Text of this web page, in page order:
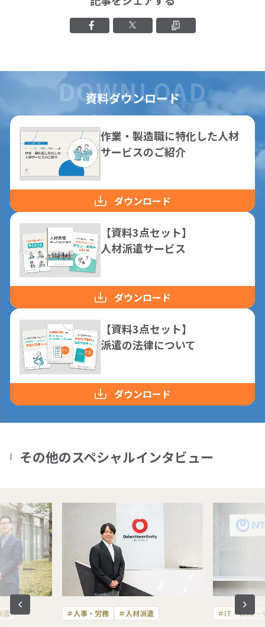
Facebookでシェアする
Xでシェアする
資料ダウンロード
作業・製造職に特化した人材
サービスのご紹介
ダウンロード
【資料3点セット】
人材派遣サービス
ダウンロード
【資料3点セット】
派遣の法律について
ダウンロード
その他のスペシャルインタビュー
遣 ＃人事・労務 ＃人材派遣 ＃IT・Web・